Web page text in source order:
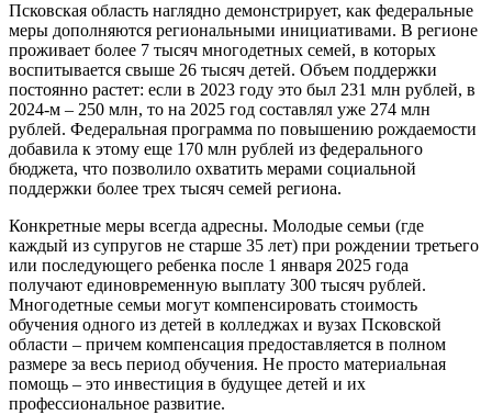
Псковская область наглядно демонстрирует, как федеральные
меры дополняются региональными инициативами. В регионе
проживает более 7 тысяч многодетных семей, в которых
воспитывается свыше 26 тысяч детей. Объем поддержки
постоянно растет: если в 2023 году это был 231 млн рублей, в
2024-м – 250 млн, то на 2025 год составлял уже 274 млн
рублей. Федеральная программа по повышению рождаемости
добавила к этому еще 170 млн рублей из федерального
бюджета, что позволило охватить мерами социальной
поддержки более трех тысяч семей региона.
Конкретные меры всегда адресны. Молодые семьи (где
каждый из супругов не старше 35 лет) при рождении третьего
или последующего ребенка после 1 января 2025 года
получают единовременную выплату 300 тысяч рублей.
Многодетные семьи могут компенсировать стоимость
обучения одного из детей в колледжах и вузах Псковской
области – причем компенсация предоставляется в полном
размере за весь период обучения. Не просто материальная
помощь – это инвестиция в будущее детей и их
профессиональное развитие.